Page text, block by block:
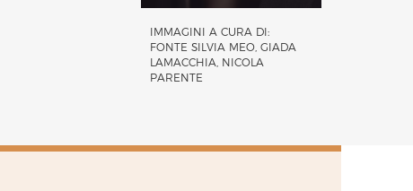
IMMAGINI A CURA DI:
FONTE SILVIA MEO, GIADA
LAMACCHIA, NICOLA
PARENTE